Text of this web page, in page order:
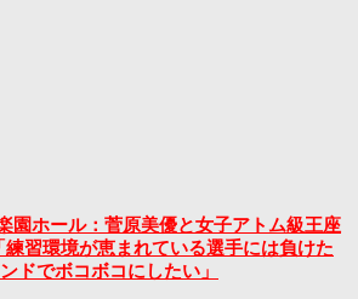
園ホール：菅原美優と女子アトム級王座
習環境が恵まれている選手には負けた
ドでボコボコにしたい」